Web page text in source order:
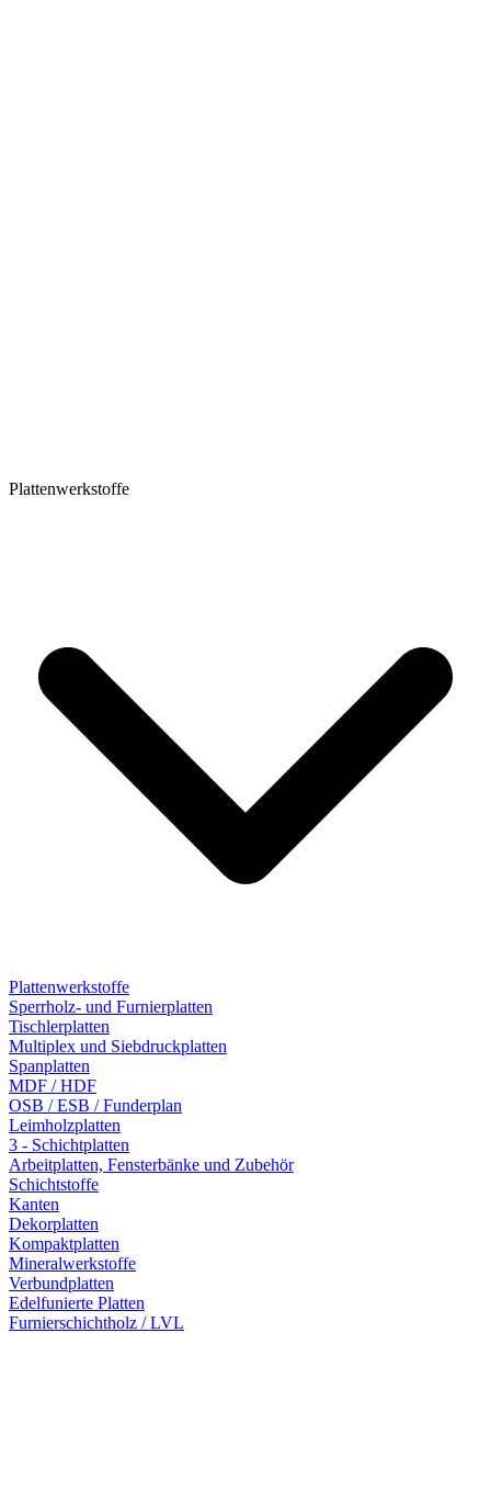
Plattenwerkstoffe
Plattenwerkstoffe
Sperrholz- und Furnierplatten
Tischlerplatten
Multiplex und Siebdruckplatten
Spanplatten
MDF / HDF
OSB / ESB / Funderplan
Leimholzplatten
3 - Schichtplatten
Arbeitplatten, Fensterbänke und Zubehör
Schichtstoffe
Kanten
Dekorplatten
Kompaktplatten
Mineralwerkstoffe
Verbundplatten
Edelfunierte Platten
Furnierschichtholz / LVL